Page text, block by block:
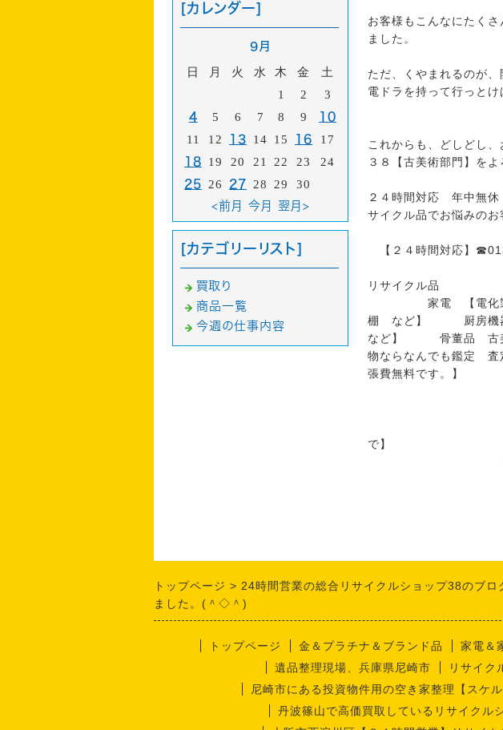
お客様もこんなにたく
ました。
ただ、くやまれるのが
電ドラを持って行っとけ
これからも、どしどし
３８【古美術部門】をよ
２４時間対応 年中無
サイクル品でお悩みのお
【２４時間対応】
リサイクル品
家電 【電化製品
棚 など】 厨房機器
など】 骨董品 古
物ならなんでも鑑定 査
張費無料です。】
総合リサ
フリーダイ
で】
[カレンダー]
9月
日 月 火 水 木 金
土
1
2 3
4 5 6 7 8 9 10
11 12 13 14 15 16 17
18 19 20 21 22 23 24
25 26 27 28 29 30
<前月 今月 翌月>
[カテゴリーリスト]
買取り
商品一覧
今週の仕事内容
トップページ 24時間営業の総合リサイクルショップ38のブロ
ました。(＾◇＾)
トップページ 金＆プラチナ＆ブランド品 家電＆
遺品整理現場、兵庫県尼崎市
リサイク
尼崎市にある投資物件用の空き家整理【スケ
丹波篠山で高価買取しているリサイクル